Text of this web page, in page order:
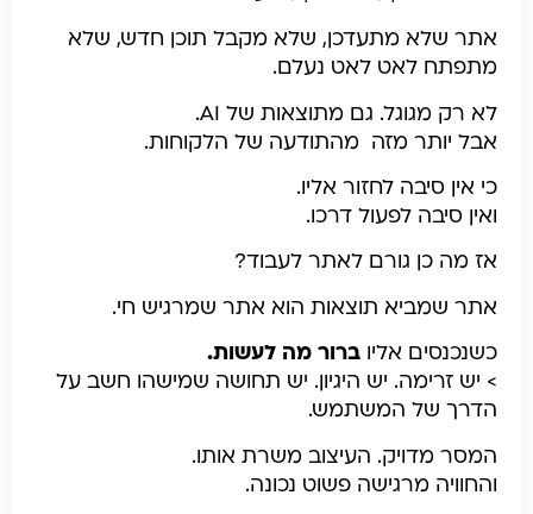
אתר שלא מתעדכן, שלא מקבל תוכן חדש, שלא
מתפתח לאט לאט נעלם.
לא רק מגוגל. גם מתוצאות של AI.
אבל יותר מזה מהתודעה של הלקוחות.
כי אין סיבה לחזור אליו.
ואין סיבה לפעול דרכו.
אז מה כן גורם לאתר לעבוד?
אתר שמביא תוצאות הוא אתר שמרגיש חי.
כשנכנסים אליו ברור מה לעשות.
> יש זרימה. יש היגיון. יש תחושה שמישהו חשב על
הדרך של המשתמש.
המסר מדויק. העיצוב משרת אותו.
והחוויה מרגישה פשוט נכונה.